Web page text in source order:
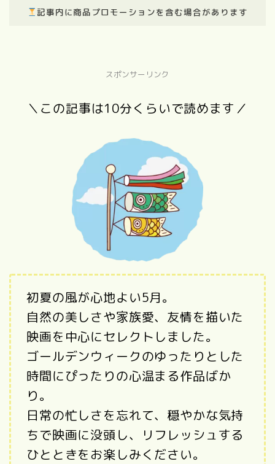
記事内に商品プロモーションを含む場合があります
スポンサーリンク
＼この記事は10分くらいで読めます／
初夏の風が心地よい5月。
自然の美しさや家族愛、友情を描いた
映画を中心にセレクトしました。
ゴールデンウィークのゆったりとした
時間にぴったりの心温まる作品ばか
り。
日常の忙しさを忘れて、穏やかな気持
ちで映画に没頭し、リフレッシュする
ひとときをお楽しみください。